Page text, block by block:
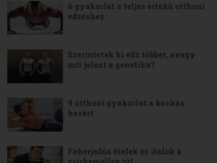
6 gyakorlat a teljes értékű otthoni
edzéshez
Szerintetek ki edz többet, avagy
mit jelent a genetika?
9 otthoni gyakorlat a kockás
hasért
Fehérjedús ételek és italok a